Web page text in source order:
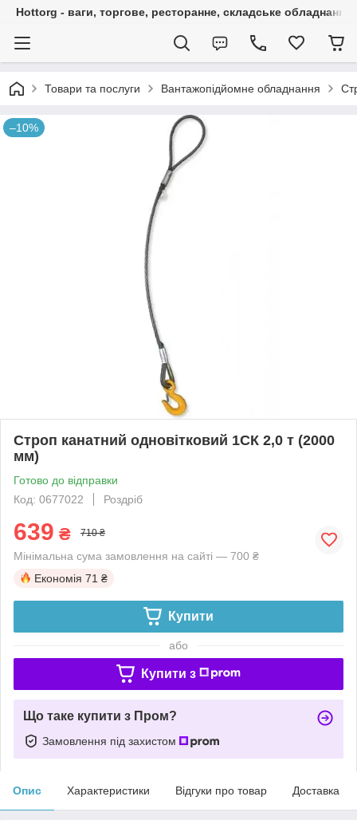
Hottorg - ваги, торгове, ресторанне, складське обладнання
Товари та послуги Вантажопідйомне обладнання
–10%
Строп канатний одновітковий 1СК 2,0 т (2000
мм)
Готово до відправки
Код: 0677022
Роздріб
639 ₴ 710 ₴
Мінімальна сума замовлення на сайті — 700 ₴
Економія 71 ₴
Купити
або
Купити з
Що таке купити з Пром?
Замовлення під захистом
Опис Характеристики Відгуки про товар Доставка